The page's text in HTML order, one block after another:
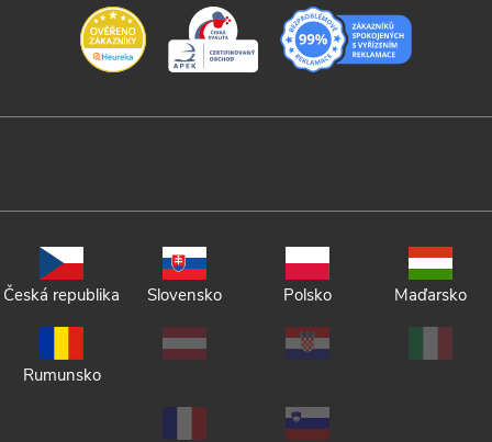
Česká republika Slovensko Polsko Maďarsko
Rumunsko